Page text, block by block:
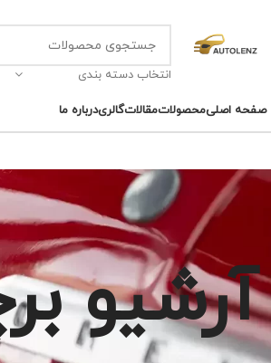
انتخاب دسته بندی
صفحه اصلیمحصولاتمقالاتگالریدرباره ما
آرشیو